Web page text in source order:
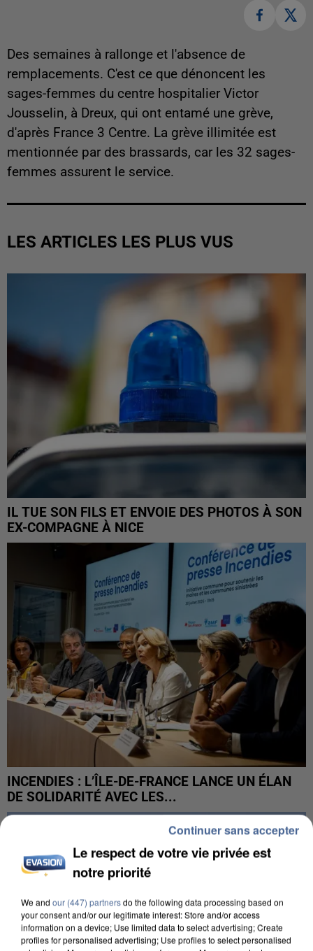
Des semaines à rallonge et l'absence de
remplacements. C'est ce que dénoncent les
sages-femmes du centre hospitalier Victor
Jousselin, à Dreux, qui ont entamé une grève,
d'après France 3 Centre. La grève illimitée est
mentionnée par des brassards, car les 32 sages-
femmes assurent le service.
LES ARTICLES LES PLUS VUS
IL TUE SON FILS ET ENVOIE DES PHOTOS À SON
EX-COMPAGNE À NICE
INCENDIES : L’ÎLE-DE-FRANCE LANCE UN ÉLAN
DE SOLIDARITÉ AVEC LES...
Le respect de votre vie privée est
notre priorité
We and our (447) partnersdo the following data processing based on
your consent and/or our legitimate interest: Store and/or access
information on a device; Use limited data to select advertising; Create
profiles for personalised advertising; Use profiles to select personalised
Continuer sans accepter